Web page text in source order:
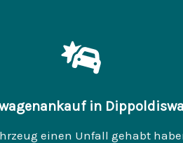
in
einen Unfall gehabt